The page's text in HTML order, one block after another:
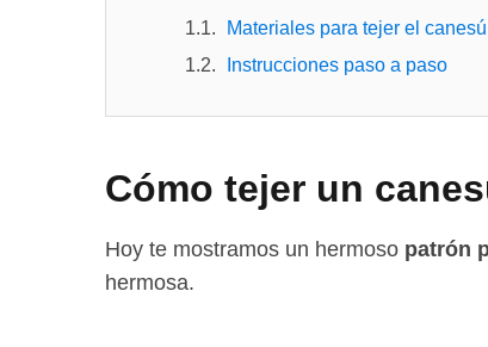
Materiales para tejer el canesú
Instrucciones paso a paso
Cómo tejer un
Hoy te mostramos un hermoso patrón
hermosa.